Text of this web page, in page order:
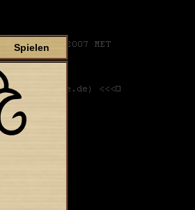
Spielen